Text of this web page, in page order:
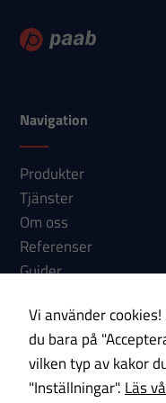
Navigation
Produkter
Tjänster
Om oss
Referenser
Guider
Kontakt
Prenumerera på vårt
Vi använder
du bara på
vilken typ av kakor
"Inställningar". Läs